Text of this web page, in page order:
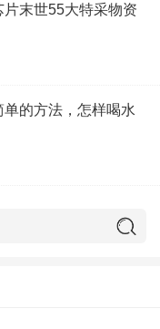
末世55大特采物资
的方法，怎样喝水